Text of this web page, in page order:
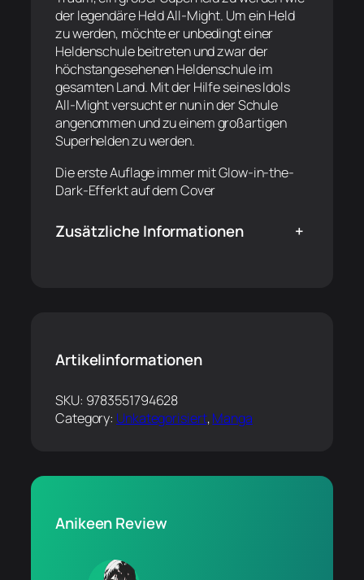
der legendäre Held All-Might. Um ein Held
zu werden, möchte er unbedingt einer
Heldenschule beitreten und zwar der
höchstangesehenen Heldenschule im
gesamten Land. Mit der Hilfe seines Idols
All-Might versucht er nun in der Schule
angenommen und zu einem großartigen
Superhelden zu werden.
Die erste Auflage immer mit Glow-in-the-
Dark-Efferkt auf dem Cover
Zusätzliche Informationen +
Artikelinformationen
SKU: 9783551794628
Category: Unkategorisiert, Manga
Anikeen Review